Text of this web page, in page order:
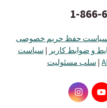
1-866-
حفظ حریم خصوصی
و ضوابط کاربر | سیاست
| سلب مسئولیت